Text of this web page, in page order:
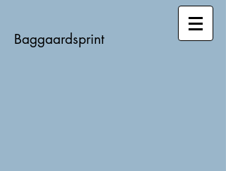
Baggaardsprint​